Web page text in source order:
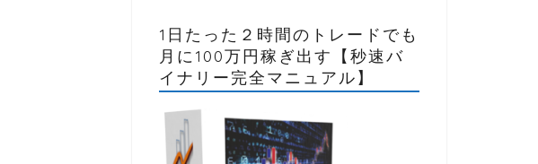
1日たった２時間のトレードでも
月に100万円稼ぎ出す【秒速バ
イナリー完全マニュアル】